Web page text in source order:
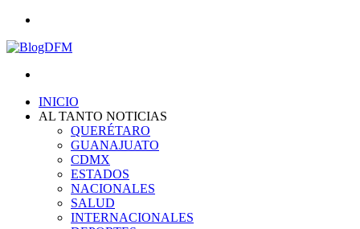
INICIO
AL TANTO NOTICIAS
QUERÉTARO
GUANAJUATO
CDMX
ESTADOS
NACIONALES
SALUD
INTERNACIONALES